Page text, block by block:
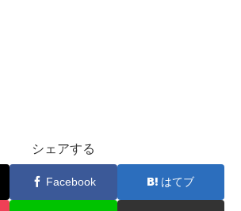
シェアする
Facebook はてブ